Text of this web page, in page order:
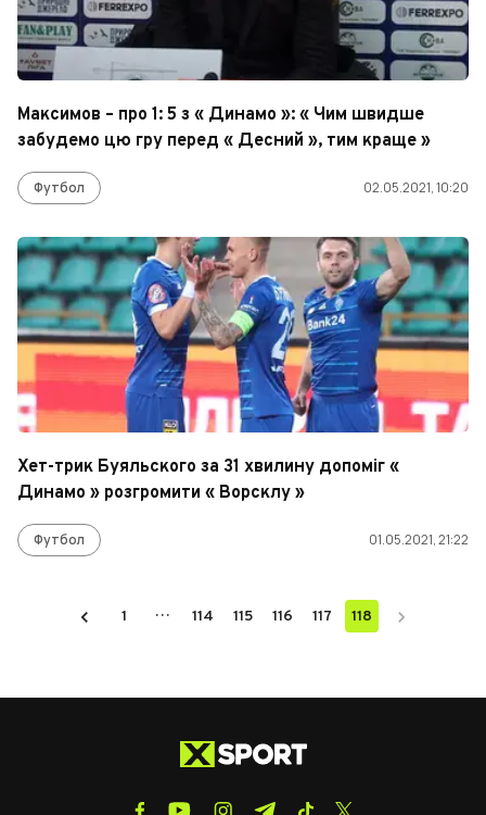
Максимов – про 1: 5 з « Динамо »: « Чим швидше
забудемо цю гру перед « Десний », тим краще »
Футбол 02.05.2021, 10:20
Хет-трик Буяльского за 31 хвилину допоміг «
Динамо » розгромити « Ворсклу »
Футбол 01.05.2021, 21:22
1 … 114 115 116 117 118